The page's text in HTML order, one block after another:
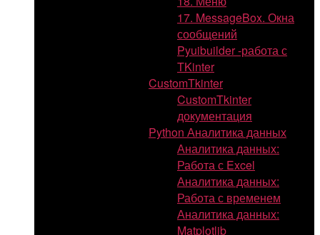
17. MessageBox. Окна
сообщений
Pyuibuilder -работа с
TKinter
CustomTkinter
CustomTkinter
документация
Python Аналитика данных
Аналитика данных:
Работа с Excel
Аналитика данных:
Работа с временем
Аналитика данных:
Matplotlib